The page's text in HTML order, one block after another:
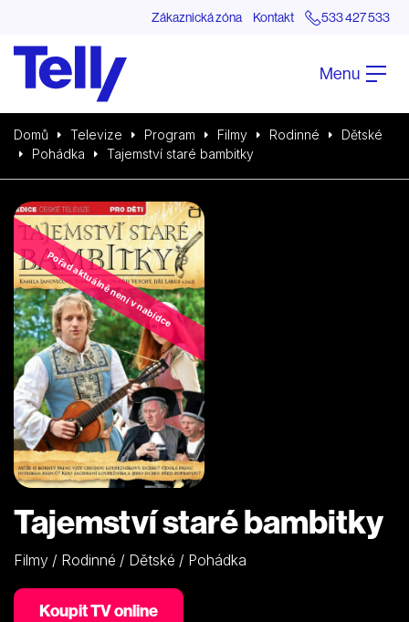
Zákaznická zóna Kontakt 533 427 533
Menu
Domů Televize Program Filmy Rodinné
Dětské
Pohádka
Tajemství staré bambitky
Pořad aktuálně není v nabídce
Tajemství staré bambitky
Filmy / Rodinné / Dětské / Pohádka
Koupit TV online